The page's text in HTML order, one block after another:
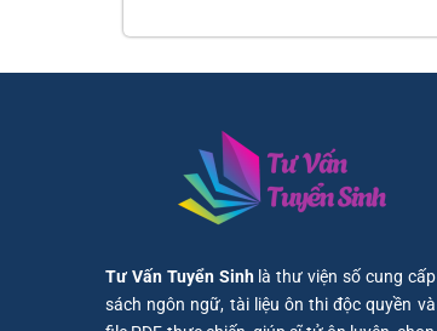
Tư Vấn Tuyển Sinhlà thư viện số cung cấp
sách ngôn ngữ, tài liệu ôn thi độc quyền và